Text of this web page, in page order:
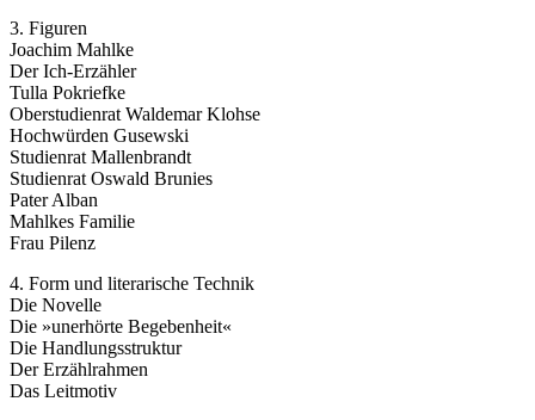
3. Figuren
Joachim Mahlke
Der Ich-Erzähler
Tulla Pokriefke
Oberstudienrat Waldemar Klohse
Hochwürden Gusewski
Studienrat Mallenbrandt
Studienrat Oswald Brunies
Pater Alban
Mahlkes Familie
Frau Pilenz
4. Form und literarische Technik
Die Novelle
Die »unerhörte Begebenheit«
Die Handlungsstruktur
Der Erzählrahmen
Das Leitmotiv